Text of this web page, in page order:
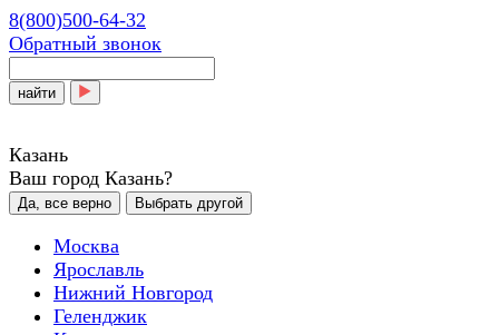
8(800)500-64-32
Обратный звонок
найти
Казань
Ваш город Казань?
Да, все верно Выбрать другой
Москва
Ярославль
Нижний Новгород
Геленджик